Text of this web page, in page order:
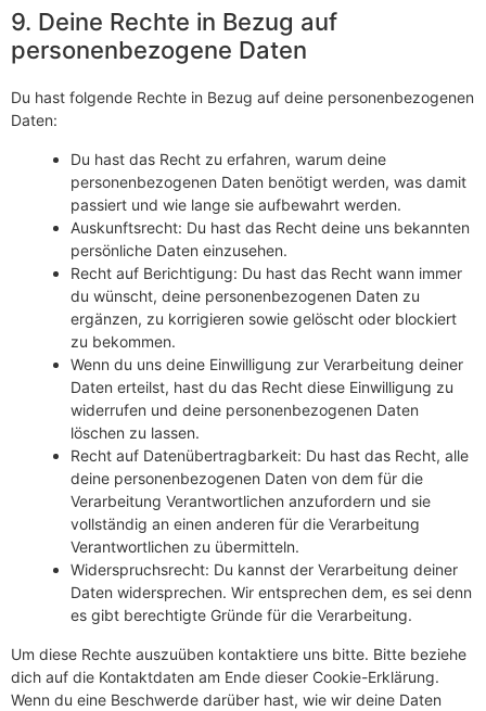
9. Deine Rechte in Bezug auf
personenbezogene Daten
Du hast folgende Rechte in Bezug auf deine personenbezogenen
Daten:
Du hast das Recht zu erfahren, warum deine
personenbezogenen Daten benötigt werden, was damit
passiert und wie lange sie aufbewahrt werden.
Auskunftsrecht: Du hast das Recht deine uns bekannten
persönliche Daten einzusehen.
Recht auf Berichtigung: Du hast das Recht wann immer
du wünscht, deine personenbezogenen Daten zu
ergänzen, zu korrigieren sowie gelöscht oder blockiert
zu bekommen.
Wenn du uns deine Einwilligung zur Verarbeitung deiner
Daten erteilst, hast du das Recht diese Einwilligung zu
widerrufen und deine personenbezogenen Daten
löschen zu lassen.
Recht auf Datenübertragbarkeit: Du hast das Recht, alle
deine personenbezogenen Daten von dem für die
Verarbeitung Verantwortlichen anzufordern und sie
vollständig an einen anderen für die Verarbeitung
Verantwortlichen zu übermitteln.
Widerspruchsrecht: Du kannst der Verarbeitung deiner
Daten widersprechen. Wir entsprechen dem, es sei denn
es gibt berechtigte Gründe für die Verarbeitung.
Um diese Rechte auszuüben kontaktiere uns bitte. Bitte beziehe
dich auf die Kontaktdaten am Ende dieser Cookie-Erklärung.
Wenn du eine Beschwerde darüber hast, wie wir deine Daten